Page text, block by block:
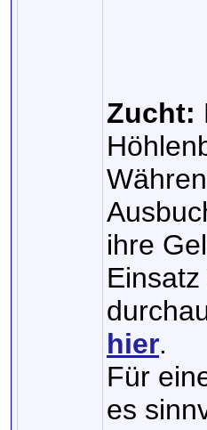
Zucht:
ihre
hier.
Für
es